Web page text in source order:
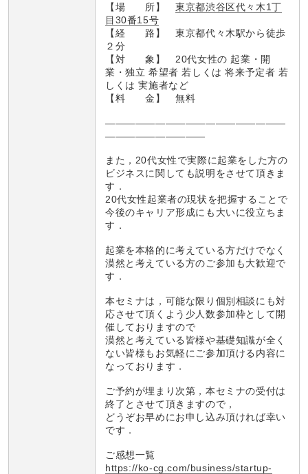
【場 所】東京都渋谷区代々木1丁
目30番15号
【経 路】 東京都代々木駅から徒歩
２分
【対 象】 20代女性の 起業・開
業・独立 希望者 若しくは 将来予定者 若
しくは 実施者など
【料 金】 無料
――――――――――――――――――
――――――――――
また，20代女性で実際に起業をした方の
ビジネスに関しても説明をさせて頂きま
す．
20代女性起業者の現状を把握することで
今後のキャリア形成にも大いに役立ちま
す．
起業を本格的に考えている方だけでなく
漠然と考えている方のご参加も大歓迎で
す．
本セミナは，可能な限り個別相談にも対
応させて頂くよう少人数参加枠として開
催しておりますので
漠然と考えている皆様や基礎知識が全く
ない皆様もお気軽にご参加頂ける内容に
なっております．
ご予約が埋まり次第，本セミナの受付は
終了とさせて頂きますので，
どうぞお早めにお申し込み頂ければ幸い
です．
ご感想一覧
https://ko-cg.com/business/startup-